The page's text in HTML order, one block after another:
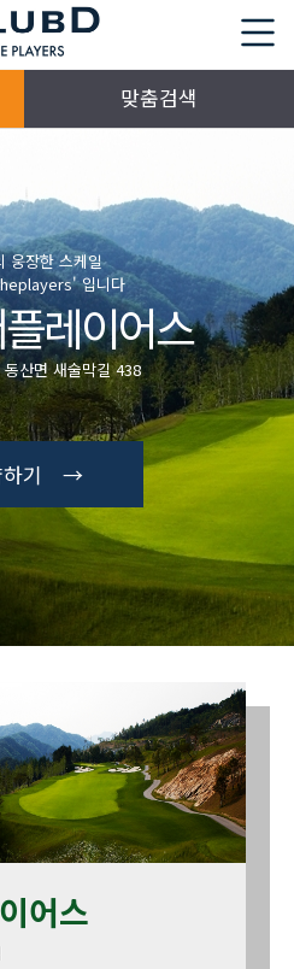
맞춤검색
웅장한 스케일
입니다
레이어스
산면 새술막길 438
하기 →
어스